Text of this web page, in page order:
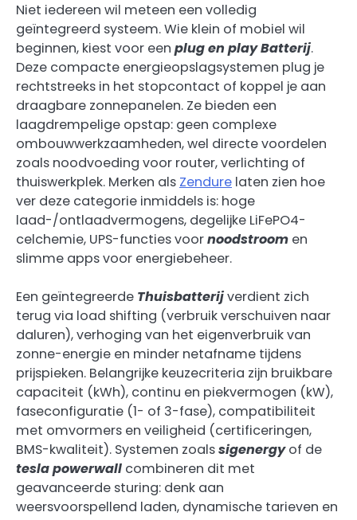
Niet iedereen wil meteen een volledig
geïntegreerd systeem. Wie klein of mobiel wil
beginnen, kiest voor een plug en play Batterij.
Deze compacte energieopslagsystemen plug je
rechtstreeks in het stopcontact of koppel je aan
draagbare zonnepanelen. Ze bieden een
laagdrempelige opstap: geen complexe
ombouwwerkzaamheden, wel directe voordelen
zoals noodvoeding voor router, verlichting of
thuiswerkplek. Merken als Zendure laten zien hoe
ver deze categorie inmiddels is: hoge
laad-/ontlaadvermogens, degelijke LiFePO4-
celchemie, UPS-functies voornoodstroom en
slimme apps voor energiebeheer.
Een geïntegreerde Thuisbatterijverdient zich
terug via load shifting (verbruik verschuiven naar
daluren), verhoging van het eigenverbruik van
zonne-energie en minder netafname tijdens
prijspieken. Belangrijke keuzecriteria zijn bruikbare
capaciteit (kWh), continu en piekvermogen (kW),
faseconfiguratie (1- of 3-fase), compatibiliteit
met omvormers en veiligheid (certificeringen,
BMS-kwaliteit). Systemen zoalssigenergyof de
tesla powerwall combineren dit met
geavanceerde sturing: denk aan
weersvoorspellend laden, dynamische tarieven en